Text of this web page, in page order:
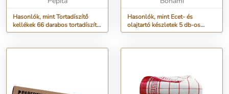
Hasonlók, mint Tortadíszítő
kellékek 66 darabos tortadíszítő
készletek forgathat...
Hasonlók, mint Ecet- és
olajtartó készletek 5 db-os
Provence – VDE Tivoli 1996